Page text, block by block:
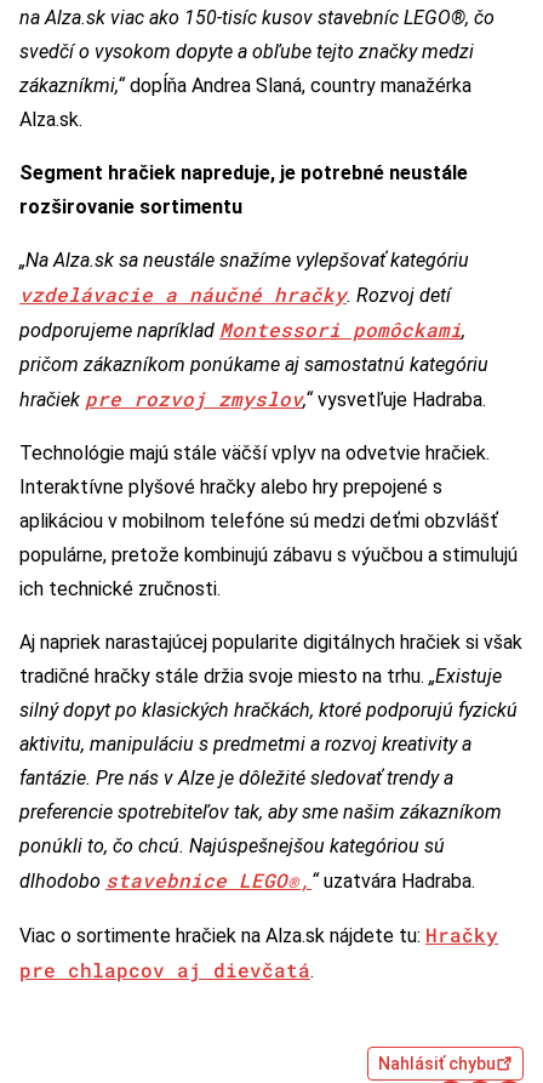
na Alza.sk viac ako 150-tisíc kusov stavebníc LEGO®, čo
svedčí o vysokom dopyte a obľube tejto značky medzi
zákazníkmi,“dopĺňa Andrea Slaná, country manažérka
Alza.sk.
Segment hračiek napreduje, je potrebné neustále
rozširovanie sortimentu
„Na Alza.sk sa neustále snažíme vylepšovať kategóriu
vzdelávacie a náučné hračky. Rozvoj detí
podporujeme napríklad Montessori pomôckami,
pričom zákazníkom ponúkame aj samostatnú kategóriu
hračiek pre rozvoj zmyslov,“vysvetľuje Hadraba.
Technológie majú stále väčší vplyv na odvetvie hračiek.
Interaktívne plyšové hračky alebo hry prepojené s
aplikáciou v mobilnom telefóne sú medzi deťmi obzvlášť
populárne, pretože kombinujú zábavu s výučbou a stimulujú
ich technické zručnosti.
Aj napriek narastajúcej popularite digitálnych hračiek si však
tradičné hračky stále držia svoje miesto na trhu. „Existuje
silný dopyt po klasických hračkách, ktoré podporujú fyzickú
aktivitu, manipuláciu s predmetmi a rozvoj kreativity a
fantázie. Pre nás v Alze je dôležité sledovať trendy a
preferencie spotrebiteľov tak, aby sme našim zákazníkom
ponúkli to, čo chcú. Najúspešnejšou kategóriou sú
dlhodobo stavebnice LEGO®, “uzatvára Hadraba.
Viac o sortimente hračiek na Alza.sk nájdete tu: Hračky
pre chlapcov aj dievčatá.
Nahlásiť chybu